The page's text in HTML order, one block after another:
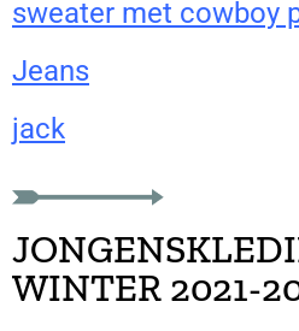
sweater met cowboy
Jeans
jack
WINTER 2021-